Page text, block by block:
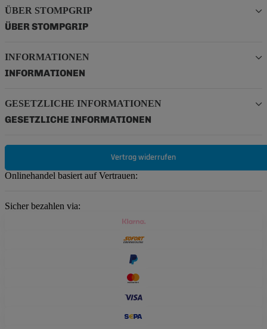
ÜBER STOMPGRIP
ÜBER STOMPGRIP
INFORMATIONEN
INFORMATIONEN
GESETZLICHE INFORMATIONEN
GESETZLICHE INFORMATIONEN
Vertrag widerrufen
Onlinehandel basiert auf Vertrauen:
Sicher bezahlen via: